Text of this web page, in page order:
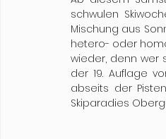
schwulen
Mischung aus
hetero- oder
wieder, denn wer
der 19. Auflage
abseits der
Skiparadies